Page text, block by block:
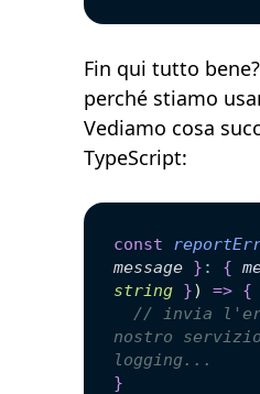
Fin qui tutto
perché stiamo
Vediamo cosa
TypeScript:
const
message } : {
string }) => {
nostro
logging...
}